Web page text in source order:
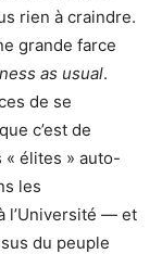
rien à craindre.
grande farce
as usual.
de se
c’est de
« élites » auto-
les
l’Université — et
du peuple